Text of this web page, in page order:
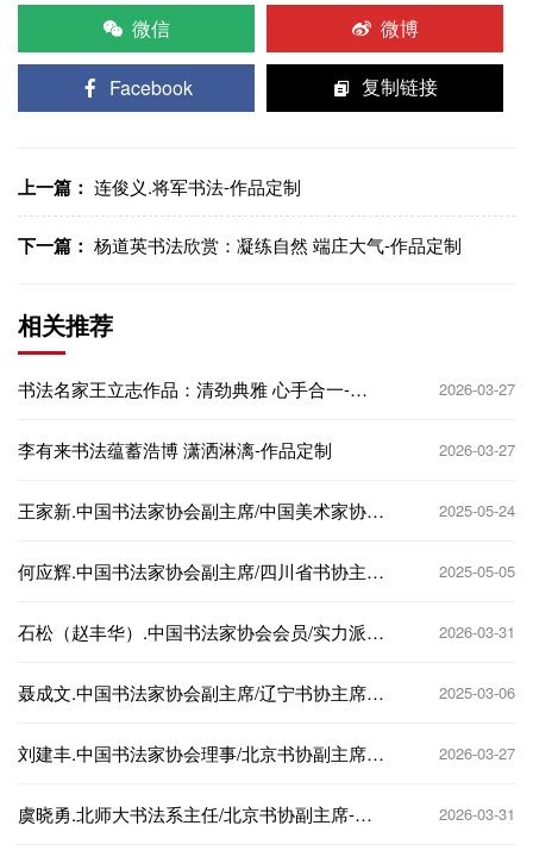
微信
微博
Facebook 复制链接
上一篇： 连俊义.将军书法-作品定制
下一篇： 杨道英书法欣赏：凝练自然 端庄大气-作品定制
相关推荐
书法名家王立志作品：清劲典雅 心手合一-作
2026-03-27
李有来书法蕴蓄浩博 潇洒淋漓-作品定制 2026-03-27
王家新.中国书法家协会副主席/中国美术家协会
2025-05-24
何应辉.中国书法家协会副主席/四川省书协主
2025-05-05
石松（赵丰华）.中国书法家协会会员/实力派书
2026-03-31
聂成文.中国书法家协会副主席/辽宁书协主席-
2025-03-06
‌刘建丰‌.中国书法家协会理事/北京书协副主席-
2026-03-27
虞晓勇.北师大书法系主任/北京书协副主席-作
2026-03-31